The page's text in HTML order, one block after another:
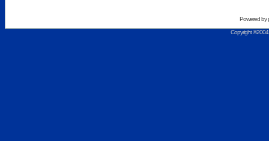
Powered by
Copyright ©2004